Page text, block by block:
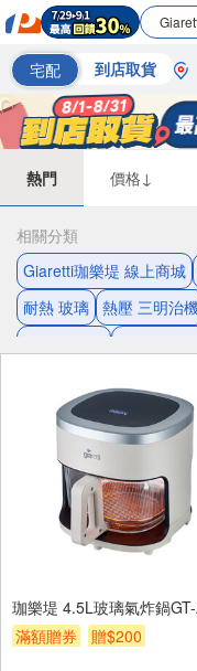
宅配 到店取貨
熱門 價格↓
相關分類
Giaretti珈樂堤 線上商城
耐熱 玻璃 熱壓 三明治
珈樂堤 4.5L玻璃氣炸鍋
滿額贈券
贈$200